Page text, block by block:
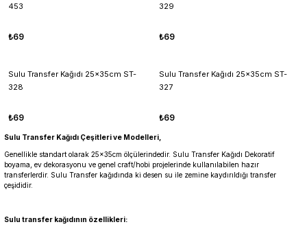
453
₺69
329
₺69
Sulu Transfer Kağıdı 25x35cm ST-
328
₺69
Sulu Transfer Kağıdı 25x35cm ST-
327
₺69
Sulu Transfer Kağıdı Çeşitleri ve Modelleri,
Genellikle standart olarak 25x35cm ölçülerindedir. Sulu Transfer Kağıdı Dekoratif
boyama, ev dekorasyonu ve genel craft/hobi projelerinde kullanılabilen hazır
transferlerdir. Sulu Transfer kağıdında ki desen su ile zemine kaydırıldığı transfer
çeşididir.
Sulu transfer kağıdının özellikleri: